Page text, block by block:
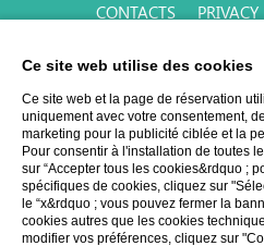
CONTACTS PRIVACY
WEBSITE BY
Ce site web utilise des cookies
Ce site web et la page de réservation
uniquement avec votre consentement,
marketing pour la publicité ciblée et la
Pour consentir à l'installation de toutes
sur “Accepter tous les cookies&rdquo ;
spécifiques de cookies, cliquez sur
le “x&rdquo ; vous pouvez fermer la
cookies autres que les cookies
modifier vos préférences, cliquez sur